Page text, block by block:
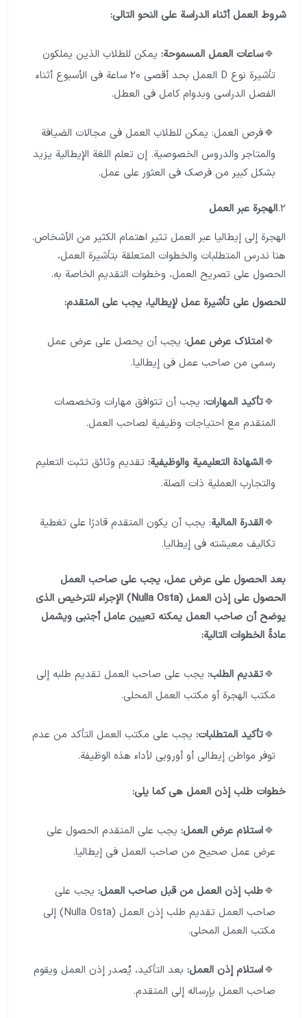
شروط العمل أثناء الدراسة على النحو التالي:
ساعات العمل المسموحة: يمكن للطلاب الذين يملكون
تأشيرة نوع D العمل بحد أقصى 20 ساعة في الأسبوع أثناء
الفصل الدراسي وبدوام كامل في العطل.
فرص العمل: يمكن للطلاب العمل في مجالات الضيافة
والمتاجر والدروس الخصوصية. إن تعلم اللغة الإيطالية يزيد
بشكل كبير من فرصك في العثور على عمل.
2.الهجرة عبر العمل
الهجرة إلى إيطاليا عبر العمل تثير اهتمام الكثير من الأشخاص.
هنا ندرس المتطلبات والخطوات المتعلقة بتأشيرة العمل،
الحصول على تصريح العمل، وخطوات التقديم الخاصة به.
للحصول على تأشيرة عمل لإيطاليا، يجب على المتقدم:
امتلاك عرض عمل: يجب أن يحصل على عرض عمل
رسمي من صاحب عمل في إيطاليا.
تأكيد المهارات: يجب أن تتوافق مهارات وتخصصات
المتقدم مع احتياجات وظيفية لصاحب العمل.
الشهادة التعليمية والوظيفية: تقديم وثائق تثبت التعليم
والتجارب العملية ذات الصلة.
القدرة المالية: يجب أن يكون المتقدم قادرًا على تغطية
تكاليف معيشته في إيطاليا.
بعد الحصول على عرض عمل، يجب على صاحب العمل
الحصول على إذن العمل (Nulla Osta)
الإجراء للترخيص الذي
يوضح أن صاحب العمل يمكنه تعيين عامل أجنبي ويشمل
عادةً الخطوات التالية:
تقديم الطلب: يجب على صاحب العمل تقديم طلبه إلى
مكتب الهجرة أو مكتب العمل المحلي.
تأكيد المتطلبات: يجب على مكتب العمل التأكد من عدم
توفر مواطن إيطالي أو أوروبي لأداء هذه الوظيفة.
خطوات طلب إذن العمل هي كما يلي:
استلام عرض العمل: يجب على المتقدم الحصول على
عرض عمل صحيح من صاحب العمل في إيطاليا.
طلب إذن العمل من قبل صاحب العمل: يجب على
صاحب العمل تقديم طلب إذن العمل (Nulla Osta) إلى
مكتب العمل المحلي.
استلام إذن العمل: بعد التأكيد، يُصدر إذن العمل ويقوم
صاحب العمل بإرساله إلى المتقدم.